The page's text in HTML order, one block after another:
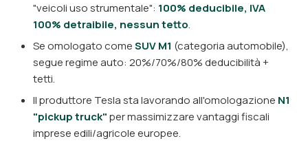
"veicoli uso strumentale": 100% deducibile, IVA
100% detraibile, nessun tetto.
Se omologato comeSUV M1 (categoria automobile),
segue regime auto: 20%/70%/80% deducibilità +
tetti.
Il produttore Tesla sta lavorando all'omologazione N1
"pickup truck"per massimizzare vantaggi fiscali
imprese edili/agricole europee.